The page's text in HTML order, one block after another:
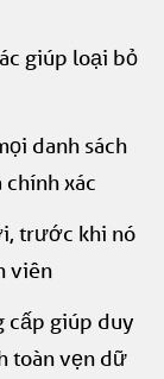
giúp loại bỏ
danh sách
chính xác
trước khi nó
viên
cấp giúp duy
toàn vẹn dữ